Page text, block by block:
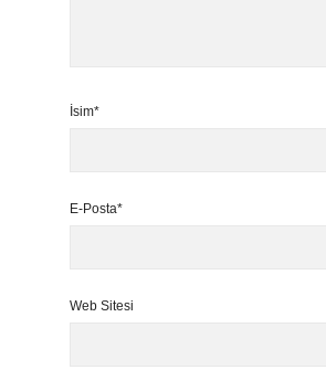
İsim*
E-Posta*
Web Sitesi